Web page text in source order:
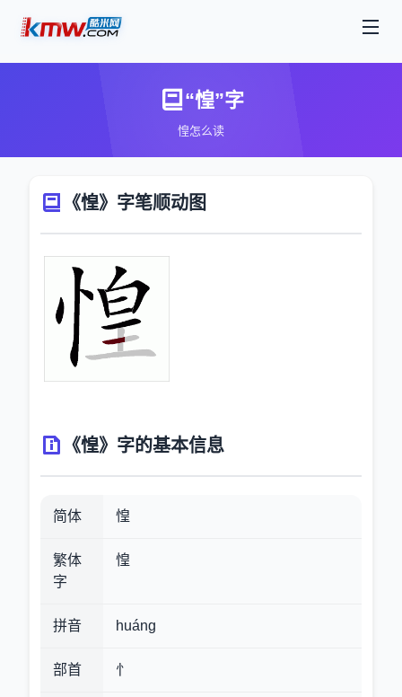
“惶”字
惶怎么读
《惶》字笔顺动图
《惶》字的基本信息
简体 惶
繁体
字
惶
拼音 huáng
部首 忄